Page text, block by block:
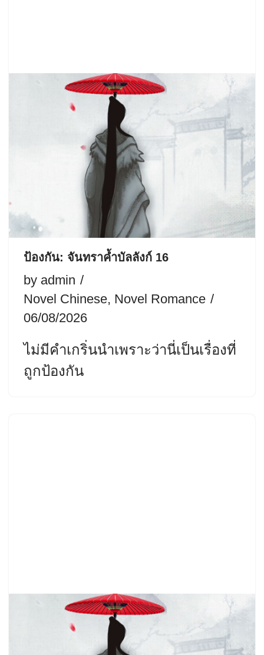
ป้องกัน: จันทราค้ำบัลลังก์ 16
by admin
Novel Chinese, Novel Romance
06/08/2026
ไม่มีคำเกริ่นนำเพราะว่านี่เป็นเรื่องที่
ถูกป้องกัน